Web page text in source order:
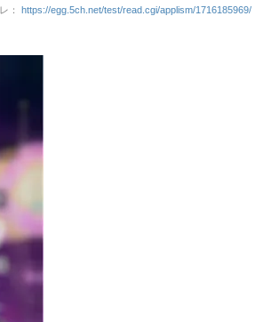
： https://egg.5ch.net/test/read.cgi/applism/1716185969/